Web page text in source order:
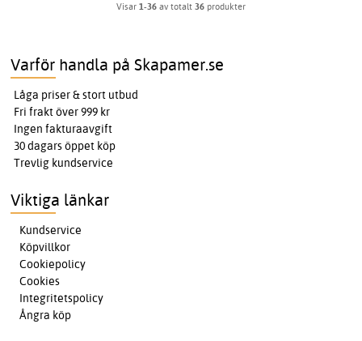
Visar 1-36 av totalt 36 produkter
Varför handla på Skapamer.se
Låga priser & stort utbud
Fri frakt över 999 kr
Ingen fakturaavgift
30 dagars öppet köp
Trevlig kundservice
Viktiga länkar
Kundservice
Köpvillkor
Cookiepolicy
Cookies
Integritetspolicy
Ångra köp